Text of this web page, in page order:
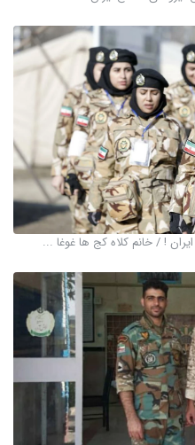
! / خانم کلاه کج ها غوغا ...